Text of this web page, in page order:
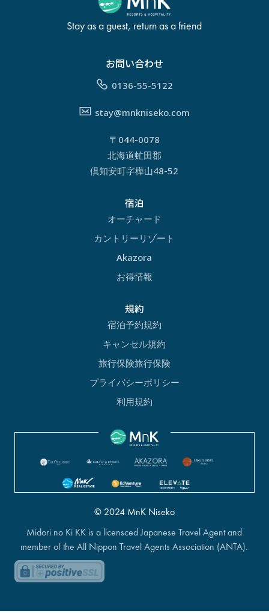
Stay as a guest, return as a friend
お問い合わせ
0136-55-5122
stay@mnkniseko.com
〒044-0078
北海道虻田郡
倶知安町字樺山48-52
宿泊
オーチャード
カントリーリゾート
Akazora
お得情報
規約
宿泊予約規約
キャンセル規約
旅行保険旅行保険
プライバシーポリシー
利用規約
© 2024 MnK Niseko
Midori no Ki KK is a licensced Japanese Travel Agent and
member of the All Nippon Travel Agents Association (ANTA).